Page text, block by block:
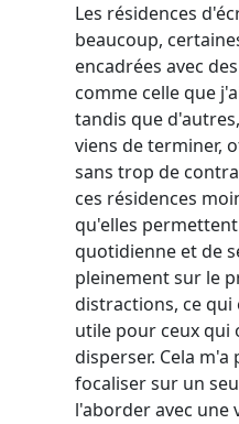
Les résidences
beaucoup,
encadrées avec
comme celle que
tandis que
viens de terminer,
sans trop de
ces résidences
qu'elles
quotidienne et de
pleinement sur le
distractions, ce
utile pour ceux qui
disperser. Cela m'a
focaliser sur un
l'aborder avec une